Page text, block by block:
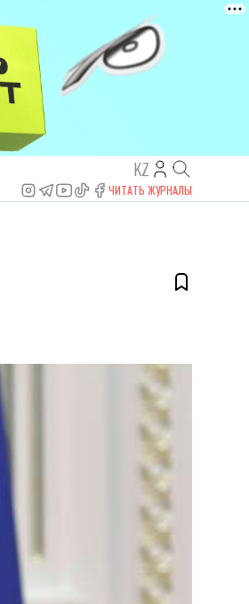
KZ
ЧИТАТЬ ЖУРНАЛЫ